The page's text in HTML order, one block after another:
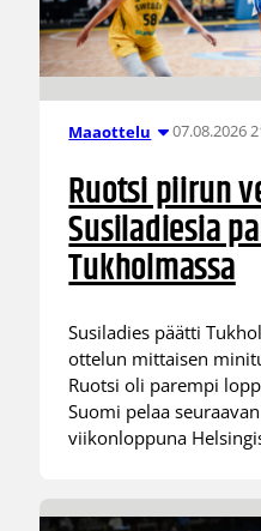
Maaottelu 07.08.2026
Ruotsi piirun
Susiladiesia
Tukholmassa
Susiladies päätti
ottelun mittaisen
Ruotsi oli parempi
Suomi pelaa
viikonloppuna